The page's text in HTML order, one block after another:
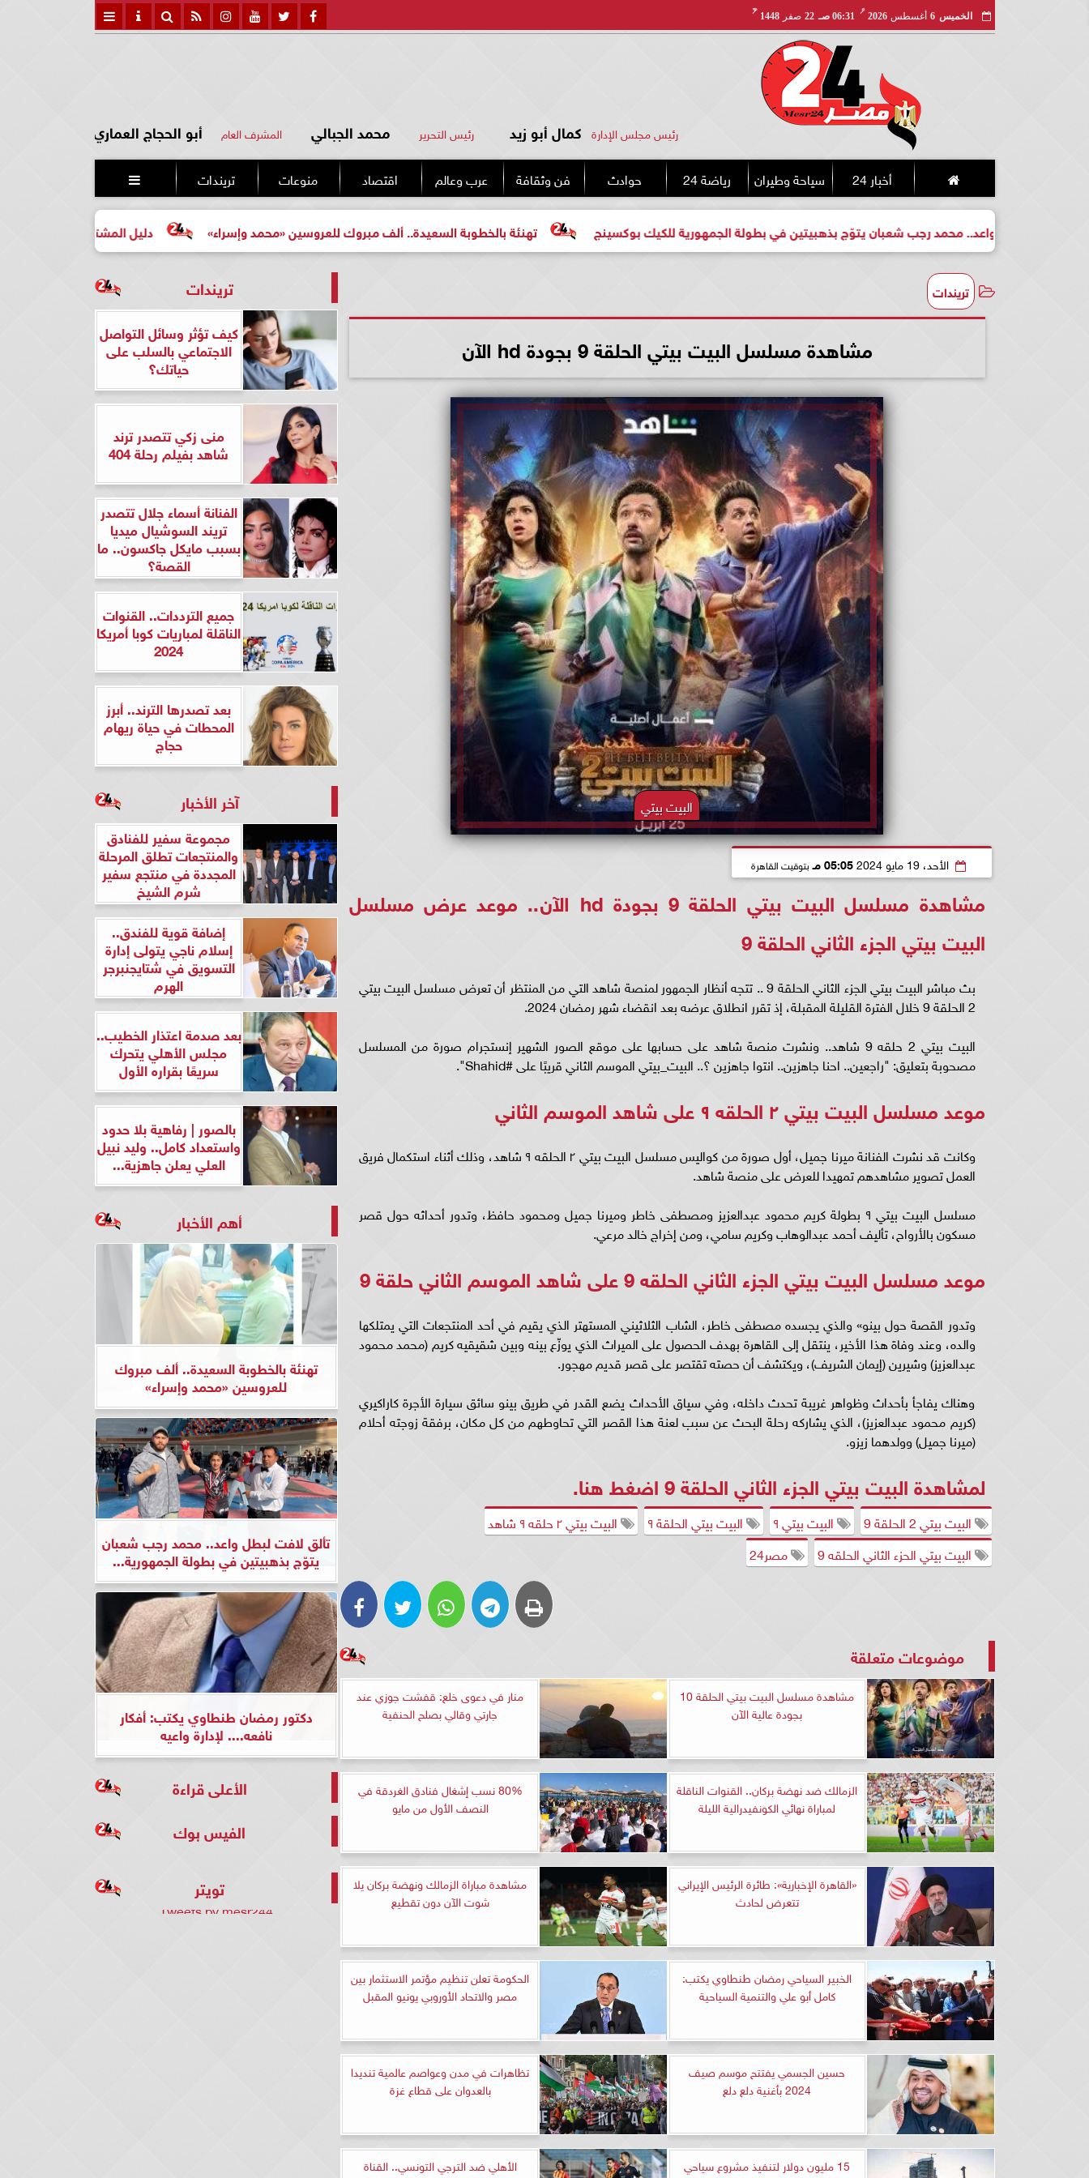
الخميس 6 أغسطس 2026
مـ
06:31 صـ 22 صفر 1448
هـ
رئيس مجلس الإدارة كمال أبو زيد رئيس التحرير محمد الجبالي المشرف العام أبو الحجاج العماري
أخبار 24 سياحة وطيران رياضة 24 حوادث فن وثقافة عرب وعالم اقتصاد منوعات تريندات 
دليل المشتري لأول مرة لاختيار مشروع تهنئة بالخطوبة السعيدة.. ألف مبروك للعروسين «محمد وإسراء» واعد.. محمد رجب شعبان يتوّج بذهبيتين في بطولة الجمهورية للكيك بوكسينج
تريندات
مشاهدة مسلسل البيت بيتي الحلقة 9 بجودة hd الآن
البيت بيتي
الأحد، 19 مايو 2024 05:05 مـ بتوقيت القاهرة
مشاهدة مسلسل البيت بيتي الحلقة 9 بجودة hd الآن.. موعد عرض مسلسل
البيت بيتي الجزء الثاني الحلقة 9
بث مباشر البيت بيتي الجزء الثاني الحلقة 9 .. تتجه أنظار الجمهور لمنصة شاهد التي من المنتظر أن تعرض مسلسل البيت بيتي
2 الحلقة 9 خلال الفترة القليلة المقبلة، إذ تقرر انطلاق عرضه بعد انقضاء شهر رمضان 2024.
البيت بيتي 2 حلقه 9 شاهد.. ونشرت منصة شاهد على حسابها على موقع الصور الشهير إنستجرام صورة من المسلسل
مصحوبة بتعليق: "راجعين.. احنا جاهزين.. انتوا جاهزين ؟.. البيت_بيتي الموسم الثاني قريبًا على #Shahid".
موعد مسلسل البيت بيتي ٢ الحلقه ٩ على شاهد الموسم الثاني
وكانت قد نشرت الفنانة ميرنا جميل، أول صورة من كواليس مسلسل البيت بيتي ٢ الحلقه ٩ شاهد، وذلك أثناء استكمال فريق
العمل تصوير مشاهدهم تمهيدا للعرض على منصة شاهد.
مسلسل البيت بيتي ٩ بطولة كريم محمود عبدالعزيز ومصطفى خاطر وميرنا جميل ومحمود حافظ، وتدور أحداثه حول قصر
مسكون بالأرواح، تأليف أحمد عبدالوهاب وكريم سامي، ومن إخراج خالد مرعي.
موعد مسلسل البيت بيتي الجزء الثاني الحلقه 9 على شاهد الموسم الثاني حلقة 9
وتدور القصة حول بينو» والذي يجسده مصطفى خاطر، الشاب الثلاثيني المستهتر الذي يقيم في أحد المنتجعات التي يمتلكها
والده، وعند وفاة هذا الأخير، ينتقل إلى القاهرة بهدف الحصول على الميراث الذي يوزّع بينه وبين شقيقيه كريم (محمد محمود
عبدالعزيز) وشيرين (إيمان الشريف)، ويكتشف أن حصته تقتصر على قصر قديم مهجور.
وهناك يفاجأ بأحداث وظواهر غريبة تحدث داخله، وفي سياق الأحداث يضع القدر في طريق بينو سائق سيارة الأجرة كاراكيري
(كريم محمود عبدالعزيز)، الذي يشاركه رحلة البحث عن سبب لعنة هذا القصر التي تحاوطهم من كل مكان، برفقة زوجته أحلام
(ميرنا جميل) وولدهما زيزو.
لمشاهدة البيت بيتي الجزء الثاني الحلقة 9 اضغط هنا.
البيت بيتي 2 الحلقة 9 البيت بيتي ٩ البيت بيتي الحلقة ٩
البيت بيتي ٢ حلقه ٩ شاهد
البيت بيتي الحزء الثاني الحلقه 9
مصر24
موضوعات متعلقة
مشاهدة مسلسل البيت بيتي الحلقة 10
بجودة عالية الآن
منار في دعوى خلع: قفشت جوزي عند
جارتي وقالي بصلح الحنفية
الزمالك ضد نهضة بركان.. القنوات الناقلة
لمباراة نهائي الكونفيدرالية الليلة
80% نسب إشغال فنادق الغردقة في
النصف الأول من مايو
«القاهرة الإخبارية»: طائرة الرئيس الإيراني
تتعرض لحادث
مشاهدة مباراة الزمالك ونهضة بركان يلا
شوت الآن دون تقطيع
الخبير السياحي رمضان طنطاوي يكتب:
كامل أبو علي والتنمية السياحية
الحكومة تعلن تنظيم مؤتمر الاستثمار بين
مصر والاتحاد الأوروبي يونيو المقبل
حسين الجسمي يفتتح موسم صيف
2024 بأغنية دلع دلع
تظاهرات في مدن وعواصم عالمية تنديدا
بالعدوان على قطاع غزة
15 مليون دولار لتنفيذ مشروع سياحي
الأهلي ضد الترجي التونسي.. القناة
تريندات
كيف تؤثر وسائل التواصل
الاجتماعي بالسلب على
حياتك؟
منى زكي تتصدر ترند
شاهد بفيلم رحلة 404
الفنانة أسماء جلال تتصدر
تريند السوشيال ميديا
بسبب مايكل جاكسون.. ما
القصة؟
جميع الترددات.. القنوات
الناقلة لمباريات كوبا أمريكا
2024
بعد تصدرها الترند.. أبرز
المحطات في حياة ريهام
حجاج
آخر الأخبار
مجموعة سفير للفنادق
والمنتجعات تطلق المرحلة
المجددة في منتجع سفير
شرم الشيخ
إضافة قوية للفندق..
إسلام ناجي يتولى إدارة
التسويق في شتايجنبرجر
الهرم
بعد صدمة اعتذار الخطيب..
مجلس الأهلي يتحرك
سريعًا بقراره الأول
بالصور | رفاهية بلا حدود
واستعداد كامل.. وليد نبيل
العلي يعلن جاهزية...
أهم الأخبار
تهنئة بالخطوبة السعيدة.. ألف مبروك
للعروسين «محمد وإسراء»
تألق لافت لبطل واعد.. محمد رجب شعبان
يتوّج بذهبيتين في بطولة الجمهورية...
دكتور رمضان طنطاوي يكتب: أفكار
نافعه.... لإدارة واعيه
الأعلى قراءة
الفيس بوك
تويتر
Tweets by mesr244